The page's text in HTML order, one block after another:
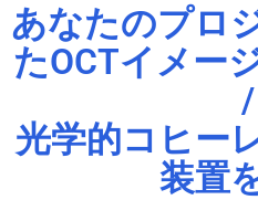
あなたのプロ
たOCTイメー
/
光学的コヒー
装置